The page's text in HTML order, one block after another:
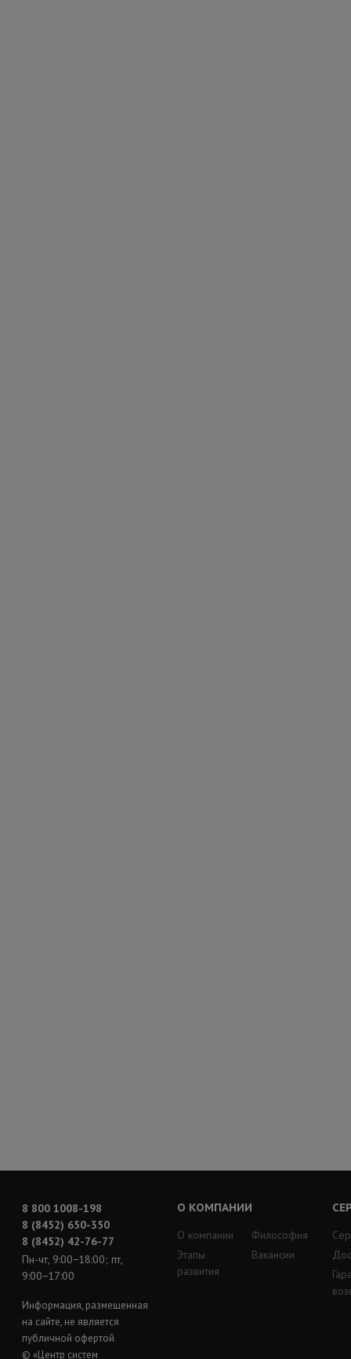
8 800 1008-198
8 (8452) 650-350
8 (8452) 42-76-77
Пн-чт, 9:00−18:00; пт,
9:00−17:00
Информация, размещенная
на сайте, не является
публичной офертой
© «Центр систем
О КОМПАНИИ
О компании
Этапы
развития
Философия
Вакансии